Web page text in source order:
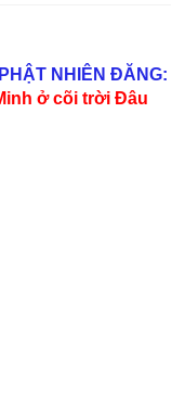
NHIÊN ĐĂNG:
ở cõi trời Đâu